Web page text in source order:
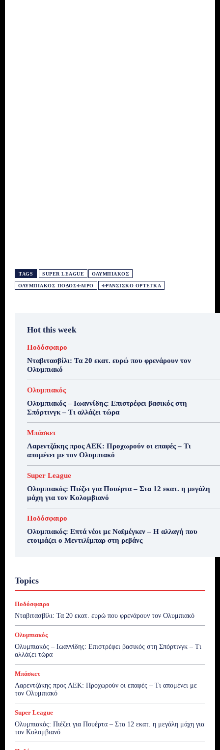
TAGS SUPER LEAGUE ΟΛΥΜΠΙΑΚΌΣ
ΟΛΥΜΠΙΑΚΌΣ ΠΟΔΌΣΦΑΙΡΟ ΦΡΑΝΣΊΣΚΟ ΟΡΤΈΓΚΑ
Hot this week
Ποδόσφαιρο
Νταβιτασβίλι: Τα 20 εκατ. ευρώ που φρενάρουν τον
Ολυμπιακό
Ολυμπιακός
Ολυμπιακός – Ιωαννίδης: Επιστρέφει βασικός στη
Σπόρτινγκ – Τι αλλάζει τώρα
Μπάσκετ
Λαρεντζάκης προς ΑΕΚ: Προχωρούν οι επαφές – Τι
απομένει με τον Ολυμπιακό
Super League
Ολυμπιακός: Πιέζει για Πουέρτα – Στα 12 εκατ. η μεγάλη
μάχη για τον Κολομβιανό
Ποδόσφαιρο
Ολυμπιακός: Επτά νέοι με Ναϊμέγκεν – Η αλλαγή που
ετοιμάζει ο Μεντιλίμπαρ στη ρεβάνς
Topics
Ποδόσφαιρο
Νταβιτασβίλι: Τα 20 εκατ. ευρώ που φρενάρουν τον Ολυμπιακό
Ολυμπιακός
Ολυμπιακός – Ιωαννίδης: Επιστρέφει βασικός στη Σπόρτινγκ – Τι
αλλάζει τώρα
Μπάσκετ
Λαρεντζάκης προς ΑΕΚ: Προχωρούν οι επαφές – Τι απομένει με
τον Ολυμπιακό
Super League
Ολυμπιακός: Πιέζει για Πουέρτα – Στα 12 εκατ. η μεγάλη μάχη για
τον Κολομβιανό